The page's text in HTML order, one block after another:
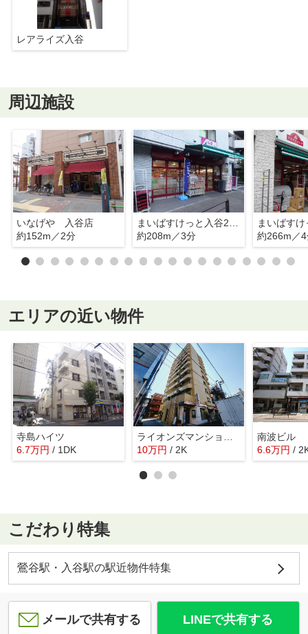
レアライズ入谷
周辺施設
いなげや 入谷店
約152m／2分
まいばすけっと入谷2丁目店
約208m／3分
約266m／
エリアの近い物件
寺島ハイツ
6.7万円 / 1DK
10万円 / 2K
南波ビル
6.6万円 /
こだわり特集
鶯谷駅・入谷駅の駅近物件特集
メールで共有する LINEで共有する